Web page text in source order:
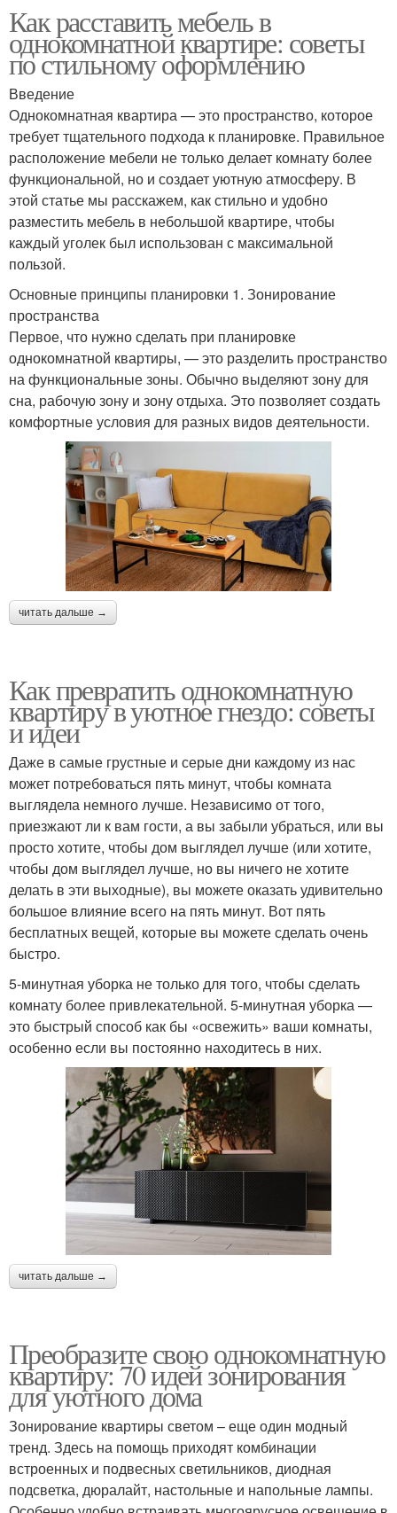
Как расставить мебель в
однокомнатной квартире: советы
по стильному оформлению
Введение
Однокомнатная квартира — это пространство, которое
требует тщательного подхода к планировке. Правильное
расположение мебели не только делает комнату более
функциональной, но и создает уютную атмосферу. В
этой статье мы расскажем, как стильно и удобно
разместить мебель в небольшой квартире, чтобы
каждый уголек был использован с максимальной
пользой.
Основные принципы планировки 1. Зонирование
пространства
Первое, что нужно сделать при планировке
однокомнатной квартиры, — это разделить пространство
на функциональные зоны. Обычно выделяют зону для
сна, рабочую зону и зону отдыха. Это позволяет создать
комфортные условия для разных видов деятельности.
читать дальше →
Как превратить однокомнатную
квартиру в уютное гнездо: советы
и идеи
Даже в самые грустные и серые дни каждому из нас
может потребоваться пять минут, чтобы комната
выглядела немного лучше. Независимо от того,
приезжают ли к вам гости, а вы забыли убраться, или вы
просто хотите, чтобы дом выглядел лучше (или хотите,
чтобы дом выглядел лучше, но вы ничего не хотите
делать в эти выходные), вы можете оказать удивительно
большое влияние всего на пять минут. Вот пять
бесплатных вещей, которые вы можете сделать очень
быстро.
5-минутная уборка не только для того, чтобы сделать
комнату более привлекательной. 5-минутная уборка —
это быстрый способ как бы «освежить» ваши комнаты,
особенно если вы постоянно находитесь в них.
читать дальше →
Преобразите свою однокомнатную
квартиру: 70 идей зонирования
для уютного дома
Зонирование квартиры светом – еще один модный
тренд. Здесь на помощь приходят комбинации
встроенных и подвесных светильников, диодная
подсветка, дюралайт, настольные и напольные лампы.